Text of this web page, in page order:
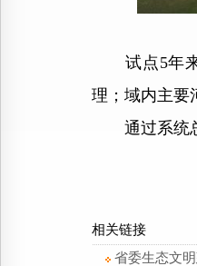
试点5年来
理；域内主要
通过系统总
相关链接
省委生态文